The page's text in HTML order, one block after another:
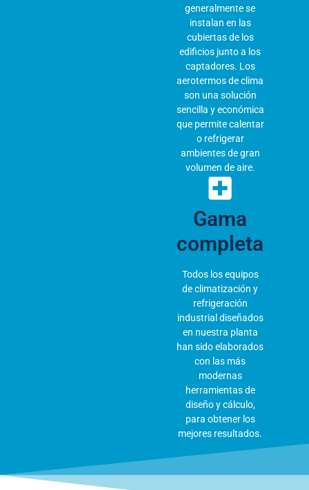
generalmente se
instalan en las
cubiertas de los
edificios junto a los
captadores. Los
aerotermos de clima
son una solución
sencilla y económica
que permite calentar
o refrigerar
ambientes de gran
volumen de aire.
Gama
completa
Todos los equipos
de climatización y
refrigeración
industrial diseñados
en nuestra planta
han sido elaborados
con las más
modernas
herramientas de
diseño y cálculo,
para obtener los
mejores resultados.